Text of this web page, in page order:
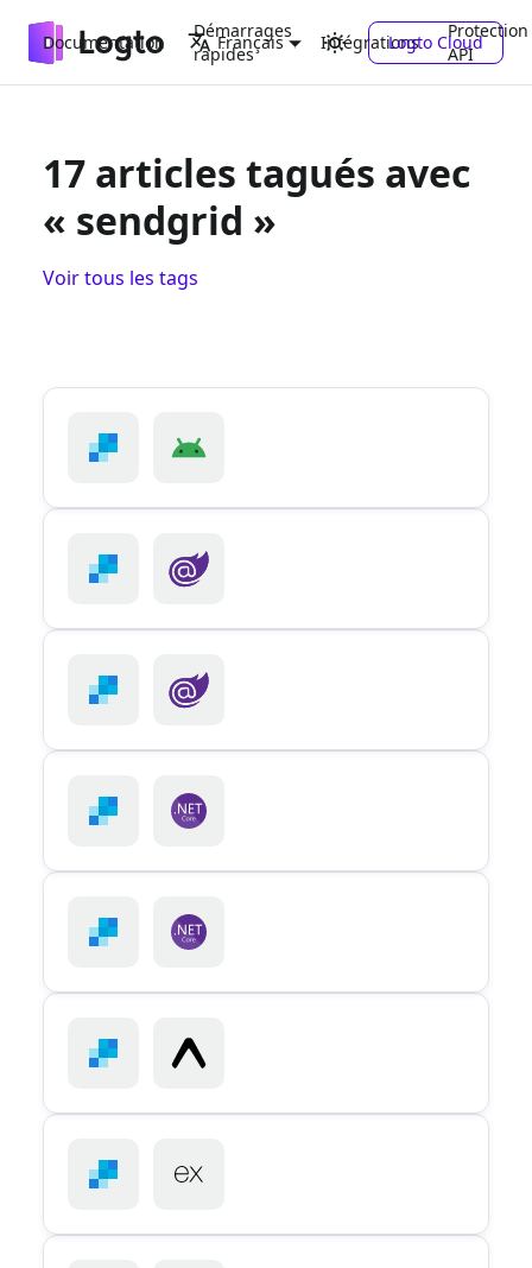
Documentation
Démarrages
rapides
Intégrations
Protection
API
Français Logto Cloud
17 articles tagués avec
« sendgrid »
Voir tous les tags